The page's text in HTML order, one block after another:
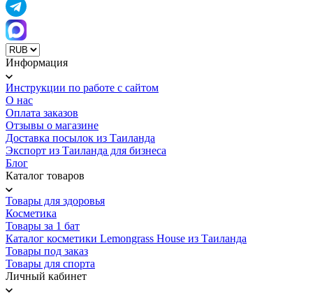
Информация
Инструкции по работе с сайтом
О нас
Оплата заказов
Отзывы о магазине
Доставка посылок из Таиланда
Экспорт из Таиланда для бизнеса
Блог
Каталог товаров
Товары для здоровья
Косметика
Товары за 1 бат
Каталог косметики Lemongrass House из Таиланда
Товары под заказ
Товары для спорта
Личный кабинет